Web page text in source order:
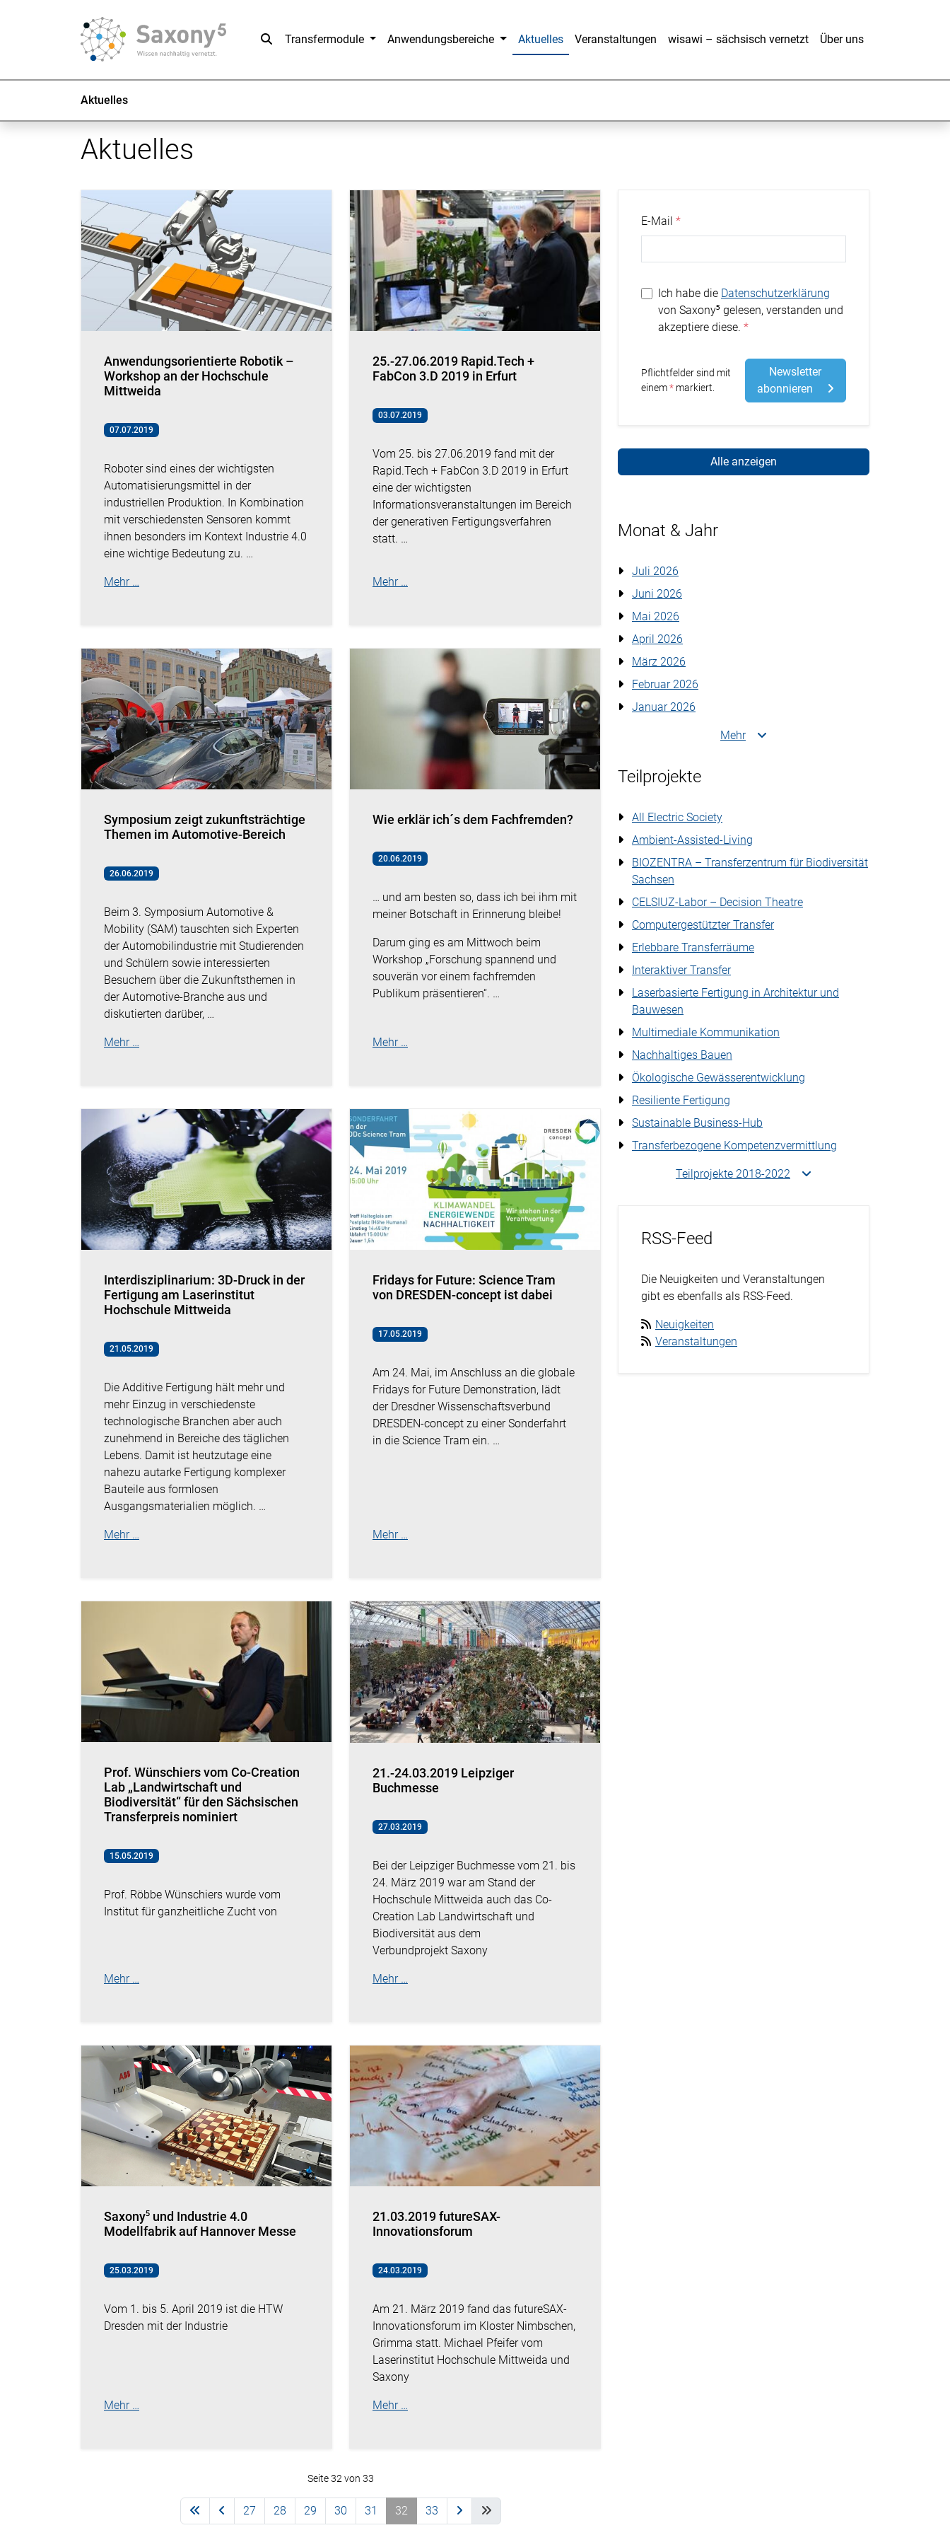
SucheTransfermodule Anwendungsbereiche Aktuelles Veranstaltungen wisawi – sächsisch vernetzt Über uns
Aktuelles
Aktuelles
Anwendungsorientierte Robotik –
Workshop an der Hochschule
Mittweida
07.07.2019
Roboter sind eines der wichtigsten
Automatisierungsmittel in der
industriellen Produktion. In Kombination
mit verschiedensten Sensoren kommt
ihnen besonders im Kontext Industrie 4.0
eine wichtige Bedeutung zu. …
Mehr …
25.-27.06.2019 Rapid.Tech +
FabCon 3.D 2019 in Erfurt
03.07.2019
Vom 25. bis 27.06.2019 fand mit der
Rapid.Tech + FabCon 3.D 2019 in Erfurt
eine der wichtigsten
Informationsveranstaltungen im Bereich
der generativen Fertigungsverfahren
statt. …
Mehr …
Symposium zeigt zukunftsträchtige
Themen im Automotive-Bereich
26.06.2019
Beim 3. Symposium Automotive &
Mobility (SAM) tauschten sich Experten
der Automobilindustrie mit Studierenden
und Schülern sowie interessierten
Besuchern über die Zukunftsthemen in
der Automotive-Branche aus und
diskutierten darüber, …
Mehr …
Wie erklär ich´s dem Fachfremden?
20.06.2019
… und am besten so, dass ich bei ihm mit
meiner Botschaft in Erinnerung bleibe!
Darum ging es am Mittwoch beim
Workshop „Forschung spannend und
souverän vor einem fachfremden
Publikum präsentieren“. …
Mehr …
Interdisziplinarium: 3D-Druck in der
Fertigung am Laserinstitut
Hochschule Mittweida
21.05.2019
Die Additive Fertigung hält mehr und
mehr Einzug in verschiedenste
technologische Branchen aber auch
zunehmend in Bereiche des täglichen
Lebens. Damit ist heutzutage eine
nahezu autarke Fertigung komplexer
Bauteile aus formlosen
Ausgangsmaterialien möglich. …
Mehr …
Fridays for Future: Science Tram
von DRESDEN-concept ist dabei
17.05.2019
Am 24. Mai, im Anschluss an die globale
Fridays for Future Demonstration, lädt
der Dresdner Wissenschaftsverbund
DRESDEN-concept zu einer Sonderfahrt
in die Science Tram ein. …
Mehr …
Prof. Wünschiers vom Co-Creation
Lab „Landwirtschaft und
Biodiversität“ für den Sächsischen
Transferpreis nominiert
15.05.2019
Prof. Röbbe Wünschiers wurde vom
Institut für ganzheitliche Zucht von
Mehr …
21.-24.03.2019 Leipziger
Buchmesse
27.03.2019
Bei der Leipziger Buchmesse vom 21. bis
24. März 2019 war am Stand der
Hochschule Mittweida auch das Co-
Creation Lab Landwirtschaft und
Biodiversität aus dem
Verbundprojekt Saxony
Mehr …
Saxony⁵ und Industrie 4.0
Modellfabrik auf Hannover Messe
25.03.2019
Vom 1. bis 5. April 2019 ist die HTW
Dresden mit der Industrie
Mehr …
21.03.2019 futureSAX-
Innovationsforum
24.03.2019
Am 21. März 2019 fand das futureSAX-
Innovationsforum im Kloster Nimbschen,
Grimma statt. Michael Pfeifer vom
Laserinstitut Hochschule Mittweida und
Saxony
Mehr …
Seite 32 von 33
27 28 29 30 31 32 33
E-Mail
Ich habe die Datenschutzerklärung
von Saxony⁵ gelesen, verstanden und
akzeptiere diese.
Pflichtfelder sind mit
einem
Stern
markiert.
Newsletter
abonnieren
Alle anzeigen
Monat & Jahr
Juli 2026
Juni 2026
Mai 2026
April 2026
März 2026
Februar 2026
Januar 2026
Mehr
Teilprojekte
All Electric Society
Ambient-Assisted-Living
BIOZENTRA – Transferzentrum für Biodiversität
Sachsen
CELSIUZ-Labor – Decision Theatre
Computergestützter Transfer
Erlebbare Transferräume
Interaktiver Transfer
Laserbasierte Fertigung in Architektur und
Bauwesen
Multimediale Kommunikation
Nachhaltiges Bauen
Ökologische Gewässerentwicklung
Resiliente Fertigung
Sustainable Business-Hub
Transferbezogene Kompetenzvermittlung
Teilprojekte 2018-2022
RSS-Feed
Die Neuigkeiten und Veranstaltungen
gibt es ebenfalls als RSS-Feed.
Neuigkeiten
Veranstaltungen